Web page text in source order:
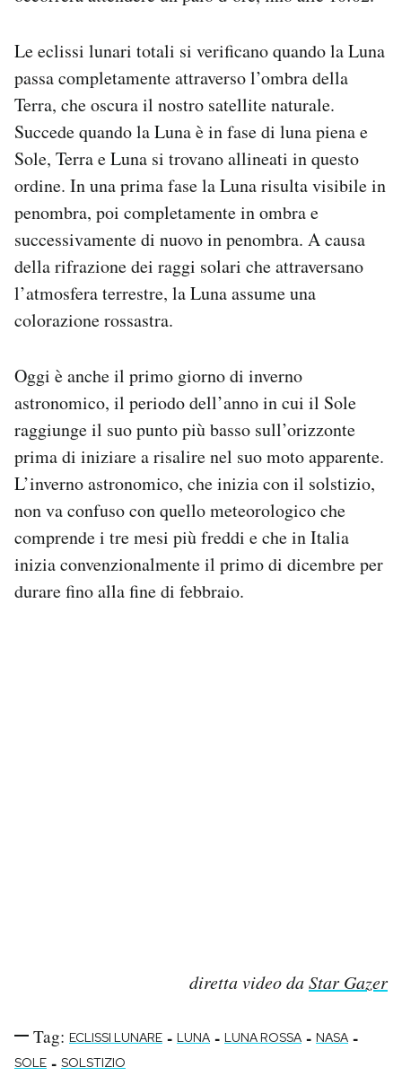
Regala il Post
Hai bisogno di aiuto?
Esci
Le eclissi lunari totali si verificano quando la Luna
passa completamente attraverso l’ombra della
Terra, che oscura il nostro satellite naturale.
Succede quando la Luna è in fase di luna piena e
Sole, Terra e Luna si trovano allineati in questo
ordine. In una prima fase la Luna risulta visibile in
penombra, poi completamente in ombra e
successivamente di nuovo in penombra. A causa
della rifrazione dei raggi solari che attraversano
l’atmosfera terrestre, la Luna assume una
colorazione rossastra.
Oggi è anche il primo giorno di inverno
astronomico, il periodo dell’anno in cui il Sole
raggiunge il suo punto più basso sull’orizzonte
prima di iniziare a risalire nel suo moto apparente.
L’inverno astronomico, che inizia con il solstizio,
non va confuso con quello meteorologico che
comprende i tre mesi più freddi e che in Italia
inizia convenzionalmente il primo di dicembre per
durare fino alla fine di febbraio.
diretta video daStar Gazer
Tag: ECLISSI LUNARE - LUNA - LUNA ROSSA - NASA -
SOLE - SOLSTIZIO